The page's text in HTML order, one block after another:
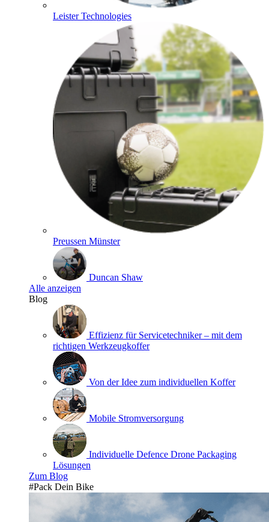
Leister Technologies
Preussen Münster
Duncan Shaw
Alle anzeigen
Blog
Effizienz für Servicetechniker – mit dem
richtigen Werkzeugkoffer
Von der Idee zum individuellen Koffer
Mobile Stromversorgung
Individuelle Defence Drone Packaging
Lösungen
Zum Blog
#Pack Dein Bike